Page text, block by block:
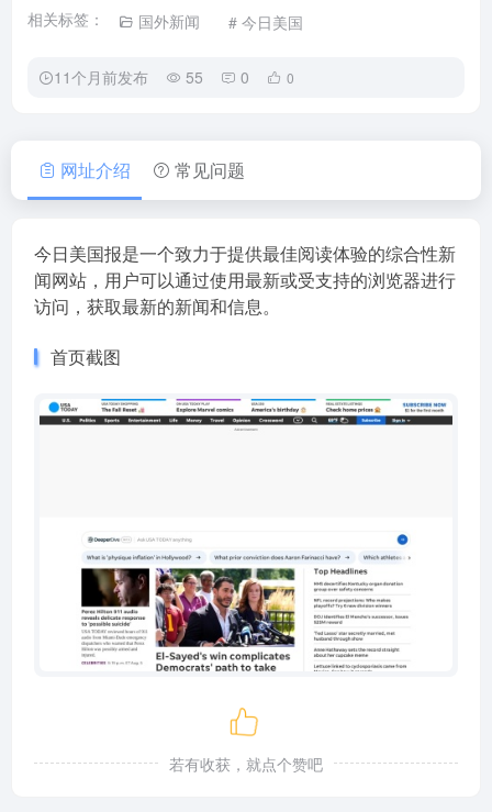
相关标签： 国外新闻 # 今日美国
11个月前发布 55 0 0
网址介绍 常见问题
今日美国报是一个致力于提供最佳阅读体验的综合性新
闻网站，用户可以通过使用最新或受支持的浏览器进行
访问，获取最新的新闻和信息。
首页截图
若有收获，就点个赞吧